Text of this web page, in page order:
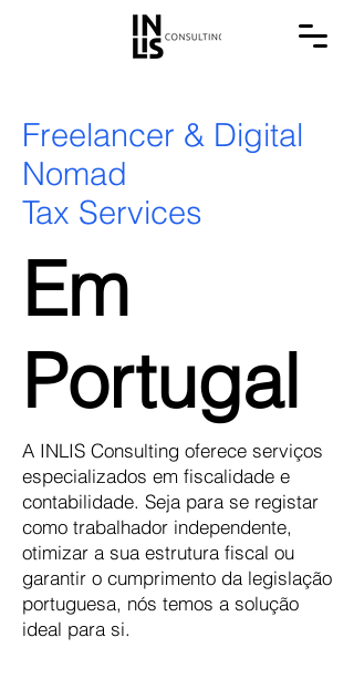
Freelancer & Digital
Nomad
Tax Services
Em
Portugal
A INLIS Consulting oferece serviços
especializados em fiscalidade e
contabilidade. Seja para se registar
como trabalhador independente,
otimizar a sua estrutura fiscal ou
garantir o cumprimento da legislação
portuguesa, nós temos a solução
ideal para si.